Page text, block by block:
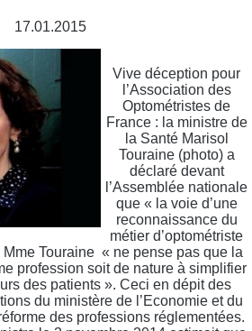
17.01.2015
Vive déception pour
l’Association des
Optométristes de
France : la ministre de
la Santé Marisol
Touraine (photo) a
déclaré devant
l’Assemblée nationale
que « la voie d’une
reconnaissance du
métier d’optométriste
Mme Touraine « ne pense pas que la
profession soit de nature à simplifier
des patients ». Ceci en dépit des
du ministère de l’Economie et du
des professions réglementées.